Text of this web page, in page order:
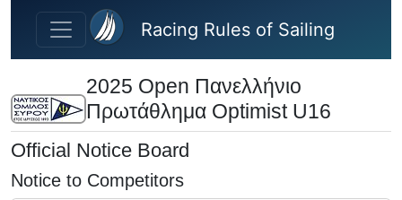
Skip to main content
Racing Rules of Sailing
2025 Open Πανελλήνιο
Πρωτάθλημα Optimist U16
Official Notice Board
Notice to Competitors